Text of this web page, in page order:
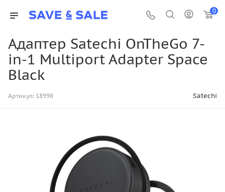
0
Адаптер Satechi OnTheGo 7-
in-1 Multiport Adapter Space
Black
Артикул: 18998 Satechi